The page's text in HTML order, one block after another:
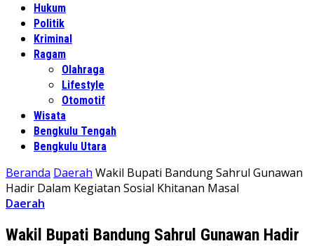
Hukum
Politik
Kriminal
Ragam
Olahraga
Lifestyle
Otomotif
Wisata
Bengkulu Tengah
Bengkulu Utara
Beranda Daerah Wakil Bupati Bandung Sahrul Gunawan
Hadir Dalam Kegiatan Sosial Khitanan Masal
Daerah
Wakil Bupati Bandung Sahrul Gunawan Hadir